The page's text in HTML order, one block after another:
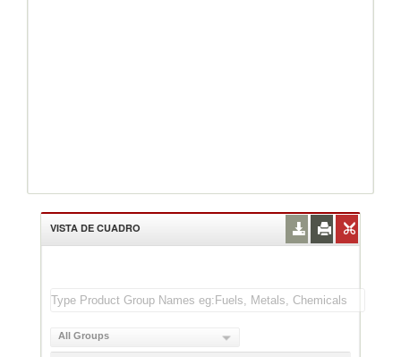
VISTA DE CUADRO
All Groups